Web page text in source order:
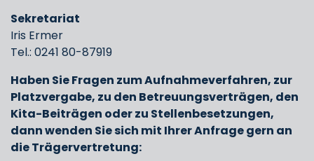
Sekretariat
Iris Ermer
Tel.: 0241 80-87919
Haben Sie Fragen zum Aufnahmeverfahren, zur
Platzvergabe, zu den Betreuungsverträgen, den
Kita-Beiträgen oder zu Stellenbesetzungen,
dann wenden Sie sich mit Ihrer Anfrage gern an
die Trägervertretung: